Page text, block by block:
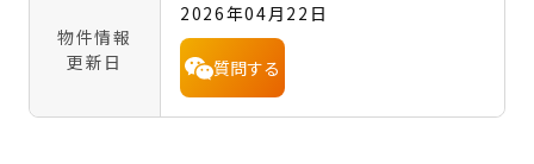
物件情報
更新日
2026年04月22日
質問する